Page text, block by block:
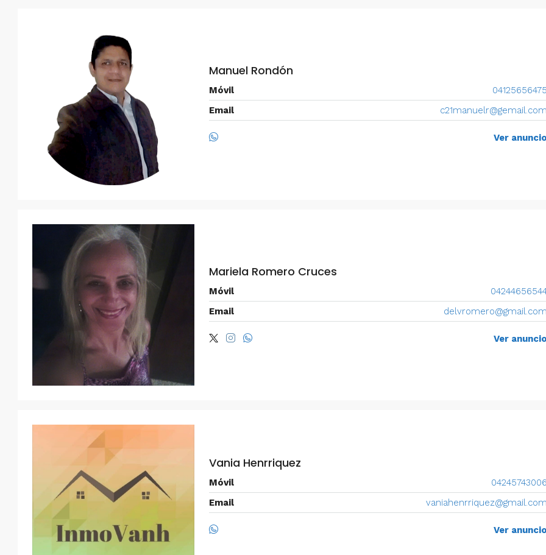
Manuel Rondón
Móvil
04125656475
Email
c21manuelr@gemail.com
Ver anuncio
Mariela Romero Cruces
Móvil
Email
delvromero@gmail.com
Ver anuncio
Vania Henrriquez
Móvil
04245743006
Email
vaniahenrriquez@gmail.com
Ver anuncio